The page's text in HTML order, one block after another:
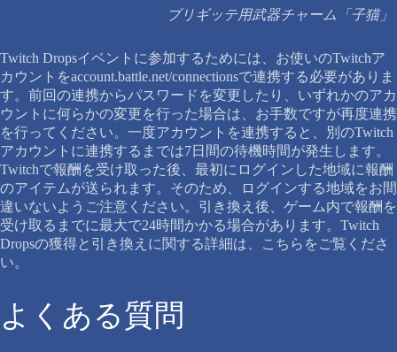
ブリギッテ用武器チャーム「子猫」
Twitch Dropsイベントに参加するためには、お使いのTwitchア
カウントをaccount.battle.net/connectionsで連携する必要がありま
す。前回の連携からパスワードを変更したり、いずれかのアカ
ウントに何らかの変更を行った場合は、お手数ですが再度連携
を行ってください。一度アカウントを連携すると、別のTwitch
アカウントに連携するまでは7日間の待機時間が発生します。
Twitchで報酬を受け取った後、最初にログインした地域に報酬
のアイテムが送られます。そのため、ログインする地域をお間
違いないようご注意ください。引き換え後、ゲーム内で報酬を
受け取るまでに最大で24時間かかる場合があります。Twitch
Dropsの獲得と引き換えに関する詳細は、こちらをご覧くださ
い。
よくある質問